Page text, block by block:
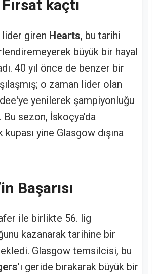
kaçtı
lider giren Hearts, bu tarihi
büyük bir hayal
40 yıl önce de benzer bir
o zaman lider olan
yenilerek şampiyonluğu
sezon, İskoçya’da
yine Glasgow dışına
Başarısı
ile birlikte 56. lig
kazanarak tarihine bir
ekledi. Glasgow temsilcisi, bu
’ı geride bırakarak büyük bir